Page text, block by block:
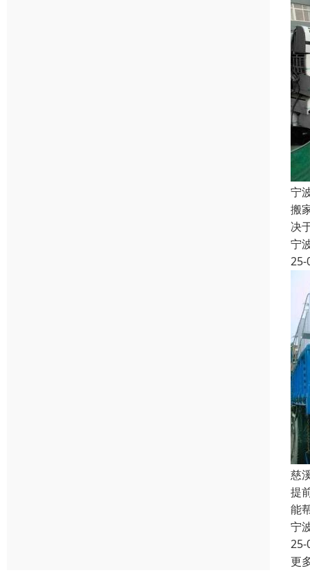
宁
搬
决
宁
25-
慈
提
能
宁
25-
更